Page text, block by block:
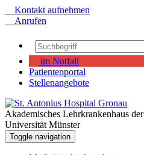
Kontakt aufnehmen
Anrufen
im Notfall
Patientenportal
Stellenangebote
Akademisches Lehrkrankenhaus der
Universität Münster
Toggle navigation